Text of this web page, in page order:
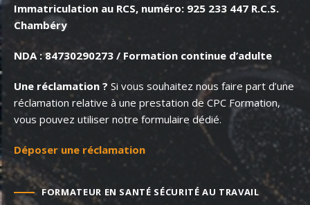
Immatriculation au RCS, numéro: 925 233 447 R.C.S.
Chambéry
NDA : 84730290273 / Formation continue d’adulte
Une réclamation ? Si vous souhaitez nous faire part d’une
réclamation relative à une prestation de CPC Formation,
vous pouvez utiliser notre formulaire dédié.
Déposer une réclamation
FORMATEUR EN SANTÉ SÉCURITÉ AU TRAVAIL